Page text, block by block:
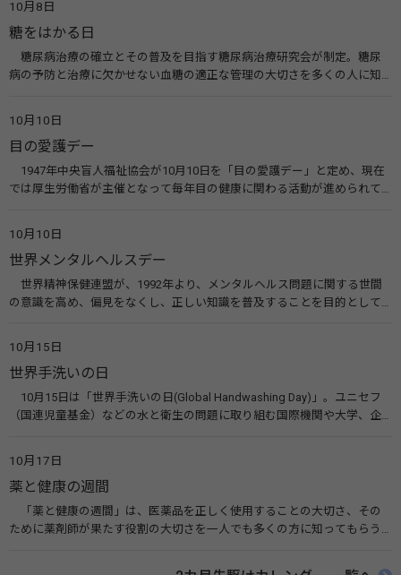
10月8日
糖をはかる日
糖尿病治療の確立とその普及を目指す糖尿病治療研究会が制定。糖尿
病の予防と治療に欠かせない血糖の適正な管理の大切さを多くの人に知
療研究会） 糖尿病ネットワーク
10月10日
目の愛護デー
1947年中央盲人福祉協会が10月10日を「目の愛護デー」と定め、現在
では厚生労働省が主催となって毎年目の健康に関わる活動が進められて
会）
10月10日
世界メンタルヘルスデー
世界精神保健連盟が、1992年より、メンタルヘルス問題に関する世間
の意識を高め、偏見をなくし、正しい知識を普及することを目的として、
す。 関連リンク 世界メンタルヘルスデー（厚生労働省） 働く人のメンタ
ルヘルス・ポータルサイト「こころの耳」（厚生労働省）
10月15日
世界手洗いの日
10月15日は「世界手洗いの日(Global Handwashing Day)」。ユニセフ
（国連児童基金）などの水と衛生の問題に取り組む国際機関や大学、企
10月17日
薬と健康の週間
「薬と健康の週間」は、医薬品を正しく使用することの大切さ、その
ために薬剤師が果たす役割の大切さを一人でも多くの方に知ってもらう